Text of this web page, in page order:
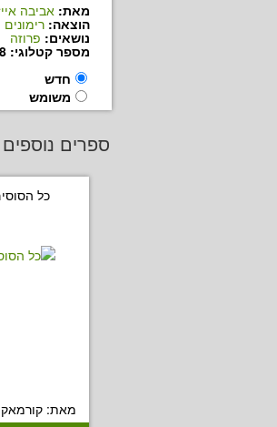
מאת: אביבה
הוצאה: רימונים
נושאים: פרוזה
מספר קטלוגי: AF15 DW AF16 AF21 AF22 AF24 AF37 AF28
חדש
משומש
ספרים נוספים
כל
מאת: